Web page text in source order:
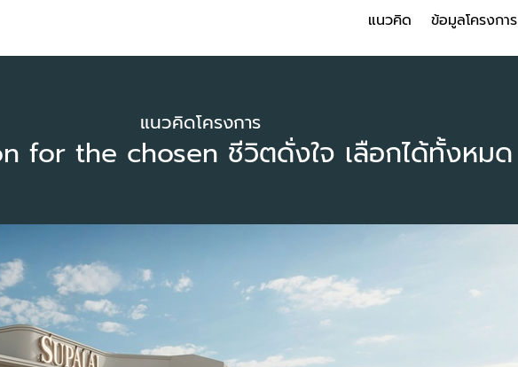
แนวคิด ข้อมูลโครงการ
แนวคิดโครงการ
for the chosen ชีวิตดั่งใจ เลือกได้ทั้งหมด